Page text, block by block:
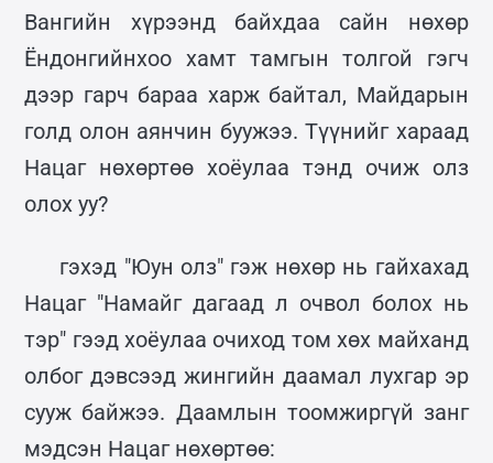
Вангийн хүрээнд байхдаа сайн нөхөр
Ёндонгийнхоо хамт тамгын толгой гэгч
дээр гарч бараа харж байтал, Майдарын
голд олон аянчин буужээ. Түүнийг хараад
Нацаг нөхөртөө хоёулаа тэнд очиж олз
олох уу?
гэхэд "Юун олз" гэж нөхөр нь гайхахад
Нацаг "Намайг дагаад л очвол болох нь
тэр" гээд хоёулаа очиход том хөх майханд
олбог дэвсээд жингийн даамал лухгар эр
сууж байжээ. Даамлын тоомжиргүй занг
мэдсэн Нацаг нөхөртөө: